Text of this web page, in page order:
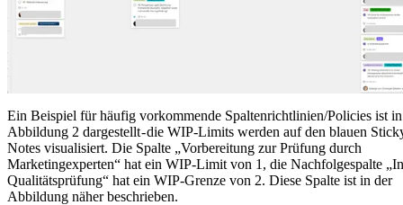
Ein Beispiel für häufig vorkommende Spaltenrichtlinien/Policies ist in
Abbildung 2 dargestellt - die WIP-Limits werden auf den blauen
Notes visualisiert. Die Spalte „Vorbereitung zur Prüfung durch
Marketingexperten“ hat ein WIP-Limit von 1, die Nachfolgespalte „In
Qualitätsprüfung“ hat ein WIP-Grenze von 2. Diese Spalte ist in der
Abbildung näher beschrieben.